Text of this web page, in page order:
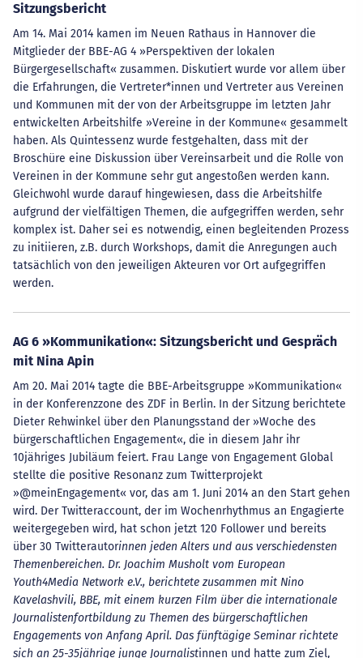
Sitzungsbericht
Am 14. Mai 2014 kamen im Neuen Rathaus in Hannover die
Mitglieder der BBE-AG 4 »Perspektiven der lokalen
Bürgergesellschaft« zusammen. Diskutiert wurde vor allem über
die Erfahrungen, die Vertreter*innen und Vertreter aus Vereinen
und Kommunen mit der von der Arbeitsgruppe im letzten Jahr
entwickelten Arbeitshilfe »Vereine in der Kommune« gesammelt
haben. Als Quintessenz wurde festgehalten, dass mit der
Broschüre eine Diskussion über Vereinsarbeit und die Rolle von
Vereinen in der Kommune sehr gut angestoßen werden kann.
Gleichwohl wurde darauf hingewiesen, dass die Arbeitshilfe
aufgrund der vielfältigen Themen, die aufgegriffen werden, sehr
komplex ist. Daher sei es notwendig, einen begleitenden Prozess
zu initiieren, z.B. durch Workshops, damit die Anregungen auch
tatsächlich von den jeweiligen Akteuren vor Ort aufgegriffen
werden.
AG 6 »Kommunikation«: Sitzungsbericht und Gespräch
mit Nina Apin
Am 20. Mai 2014 tagte die BBE-Arbeitsgruppe »Kommunikation«
in der Konferenzzone des ZDF in Berlin. In der Sitzung berichtete
Dieter Rehwinkel über den Planungsstand der »Woche des
bürgerschaftlichen Engagement«, die in diesem Jahr ihr
10jähriges Jubiläum feiert. Frau Lange von Engagement Global
stellte die positive Resonanz zum Twitterprojekt
»@meinEngagement« vor, das am 1. Juni 2014 an den Start gehen
wird. Der Twitteraccount, der im Wochenrhythmus an Engagierte
weitergegeben wird, hat schon jetzt 120 Follower und bereits
über 30 Twitterautorinnen jeden Alters und aus verschiedensten
Themenbereichen. Dr. Joachim Musholt vom European
Youth4Media Network e.V., berichtete zusammen mit Nino
Kavelashvili, BBE, mit einem kurzen Film über die internationale
Journalistenfortbildung zu Themen des bürgerschaftlichen
Engagements von Anfang April. Das fünftägige Seminar richtete
sich an 25-35jährige junge Journalistinnen und hatte zum Ziel,